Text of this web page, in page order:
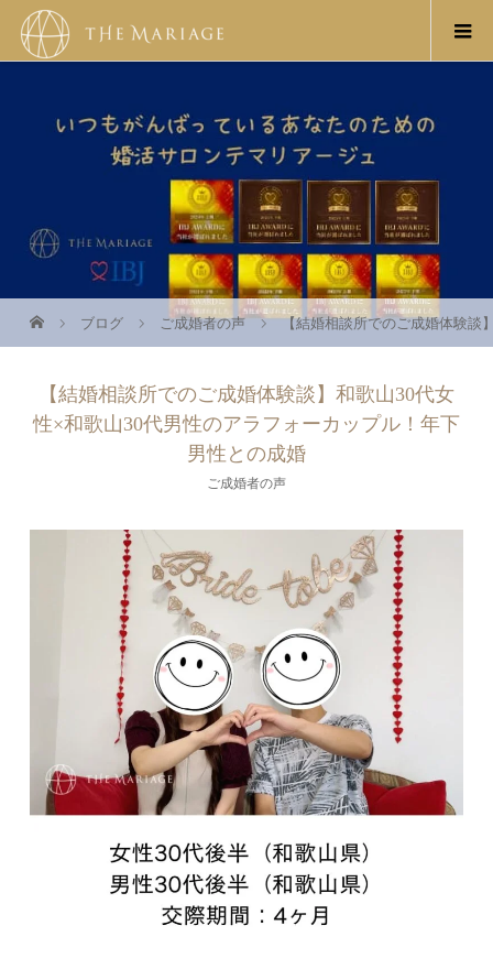
ブログ ご成婚者の声 【結婚相談所でのご成婚体験談
【結婚相談所でのご成婚体験談】和歌山30代女
性×和歌山30代男性のアラフォーカップル！年下
男性との成婚
ご成婚者の声